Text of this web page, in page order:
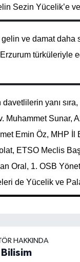
Sezin Yücelik’e
ve damat daha
türküleriyle
davetlilerin yanı
Muhammet Sunar,
Emin Öz, MHP
ETSO Meclis
Oral, 1. OSB
de Yücelik ve
HAKKINDA
Bilisim